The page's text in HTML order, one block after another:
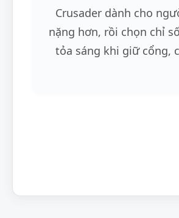
Crusader dành cho
nặng hơn, rồi chọn chỉ
tỏa sáng khi giữ cổng,